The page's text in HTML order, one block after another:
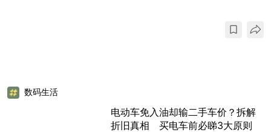
数码生活
电动车免入油却输二手车价？拆解
折旧真相 买电车前必睇3大原则